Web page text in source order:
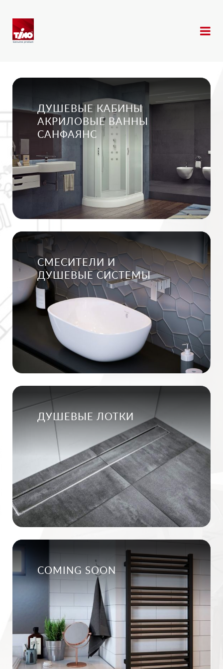
ДУШЕВЫЕ КАБИНЫ
АКРИЛОВЫЕ ВАННЫ
САНФАЯНС
СМЕСИТЕЛИ И
ДУШЕВЫЕ СИСТЕМЫ
ДУШЕВЫЕ ЛОТКИ
COMING SOON